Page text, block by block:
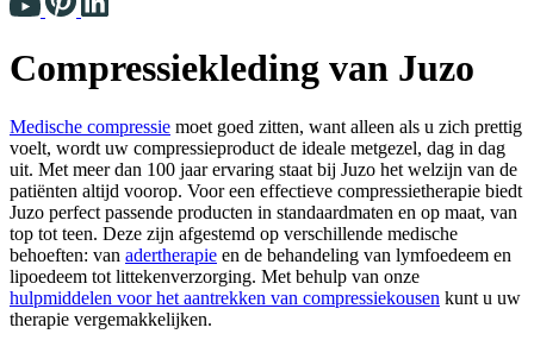
Compressiekleding van Juzo
Medische compressie moet goed zitten, want alleen als u zich prettig
voelt, wordt uw compressieproduct de ideale metgezel, dag in dag
uit. Met meer dan 100 jaar ervaring staat bij Juzo het welzijn van de
patiënten altijd voorop. Voor een effectieve compressietherapie biedt
Juzo perfect passende producten in standaardmaten en op maat, van
top tot teen. Deze zijn afgestemd op verschillende medische
behoeften: van adertherapie en de behandeling van lymfoedeem en
lipoedeem tot littekenverzorging. Met behulp van onze
hulpmiddelen voor het aantrekken van compressiekousen kunt u uw
therapie vergemakkelijken.